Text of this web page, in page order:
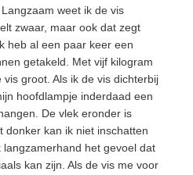
weet ik de vis
zwaar, maar ook dat zegt
heb al een paar keer een
getakeld. Met vijf kilogram
groot. Als ik de vis dichterbij
hoofdlampje inderdaad een
De vlek eronder is
donker kan ik niet inschatten
het gevoel dat
kan zijn. Als de vis me voor